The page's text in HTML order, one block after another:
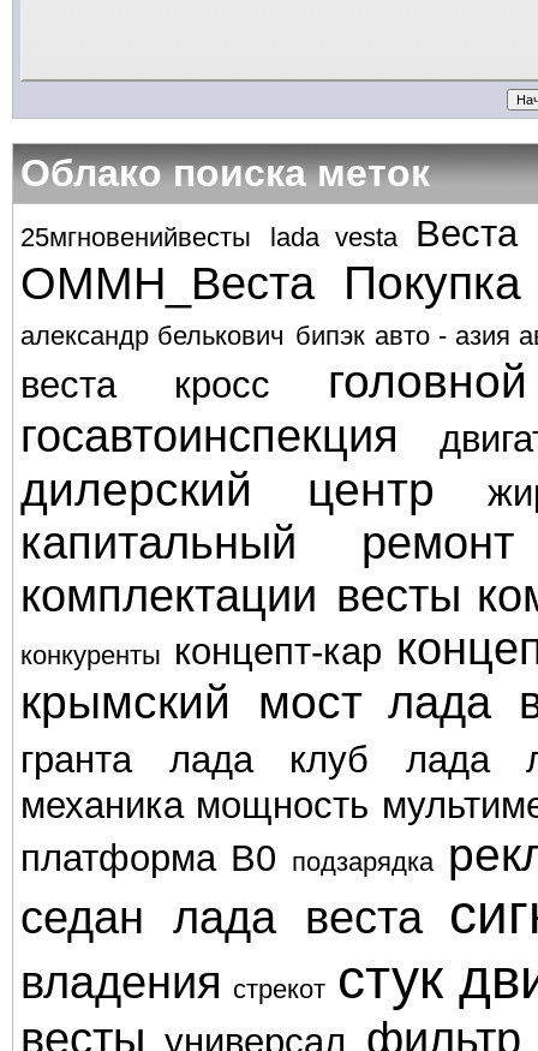
Облако поиска меток
25мгновенийвесты lada vesta
ОММН_Веста
александр белькович бипэк авто - азия
веста кросс
госавтоинспекция
дилерский центр
капитальный ремонт
комплектации весты
конкуренты концепт-кар
крымский мост лада
гранта лада клуб
лада
механика мощность
платформа В0
подзарядка
седан лада веста
владения стрекот стук
весты универсал